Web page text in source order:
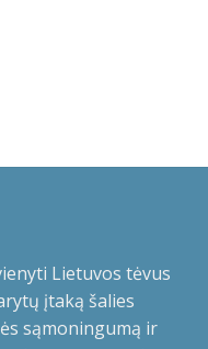
Lietuvos tėvus
įtaką šalies
sąmoningumą ir